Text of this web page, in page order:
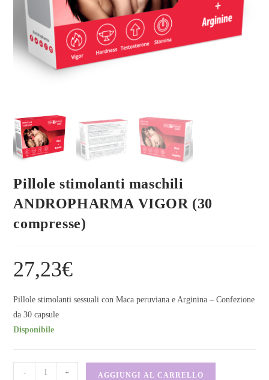
Pillole stimolanti maschili
ANDROPHARMA VIGOR (30
compresse)
27,23€
Pillole stimolanti sessuali con Maca peruviana e Arginina – Confezione
da 30 capsule
Disponibile
- + AGGIUNGI AL CARRELLO